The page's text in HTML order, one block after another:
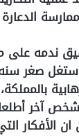
1998، أمام قاضي
صغر
آخر
ان الأفكار